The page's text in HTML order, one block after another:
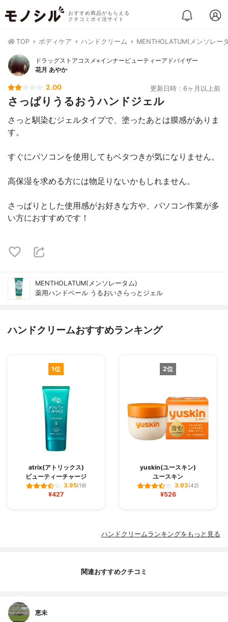
おすすめ商品がもらえる
クチコミポイ活サイト
TOP ボディケア ハンドクリーム MENTHOLATUM(メンソレー
ドラッグストアコスメ×インナービューティーアドバイザー
花月 あやか
2.00 更新日時：6ヶ月以上前
さっぱりうるおうハンドジェル
さっと馴染むジェルタイプで、塗ったあとは膜感がありま
す。
すぐにパソコンを使用してもベタつきが気になりません。
高保湿を求める方には物足りないかもしれません。
さっぱりとした使用感がお好きな方や、パソコン作業が多
い方におすすめです！
MENTHOLATUM(メンソレータム)
薬用ハンドベール うるおいさらっとジェル
ハンドクリームおすすめランキング
1位
atrix(アトリックス)
ビューティーチャージ
3.95(19)
¥427
2位
yuskin(ユースキン)
ユースキン
3.93(42)
¥526
ハンドクリームランキングをもっと見る
関連おすすめクチコミ
恵未